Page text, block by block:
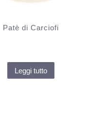
Patè di Carciofi
Leggi tutto